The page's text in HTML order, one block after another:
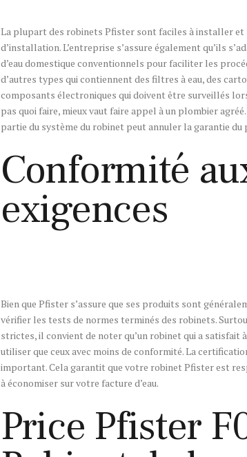
La plupart des robinets Pfister sont faciles à installer et
d’installation. L’entreprise s’assure également qu’ils
d’eau domestique conventionnels pour faciliter les
d’autres types qui contiennent des filtres à eau, des
composants électroniques qui doivent être surveillés
pas quoi faire, mieux vaut faire appel à un plombier
partie du système du robinet peut annuler la garantie du
Conformité
exigences
Bien que Pfister s’assure que ses produits sont
vérifier les tests de normes terminés des robinets.
strictes, il convient de noter qu’un robinet qui a satisfait
utiliser que ceux avec moins de conformité. La
important. Cela garantit que votre robinet Pfister est
à économiser sur votre facture d’eau.
Price Pfister